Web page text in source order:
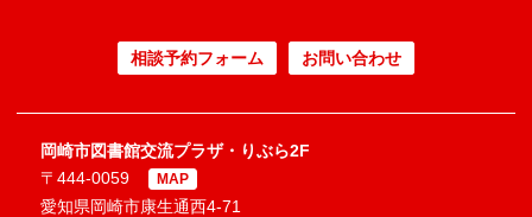
相談予約フォーム お問い合わせ
岡崎市図書館交流プラザ・りぶら2F
〒444-0059
MAP
愛知県岡崎市康生通西4-71